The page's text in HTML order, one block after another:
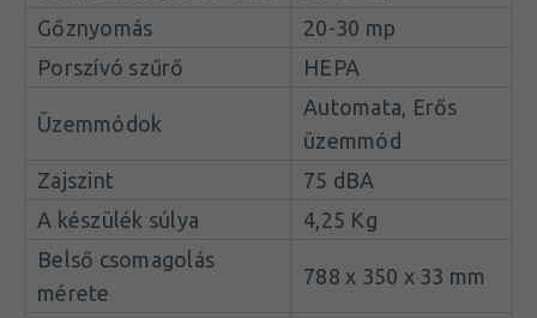
ahol gyors és gyakori takarítás szükséges
Felhasználóknak, akik vegyszermentes, higiénikus
Azoknak akik gyors és hatékony megoldást
Kissebb irodák, studiók, klinikák, üzletek számára
ahol naponta többszöri padlóápolás szükséges
Gőznyomás
20-30 mp
Porszívó szűrő
HEPA
Üzemmódok
Automata, Erős
üzemmód
Zajszint
75 dBA
A készülék súlya
4,25 Kg
Belső csomagolás
mérete
788 x 350 x 33 mm